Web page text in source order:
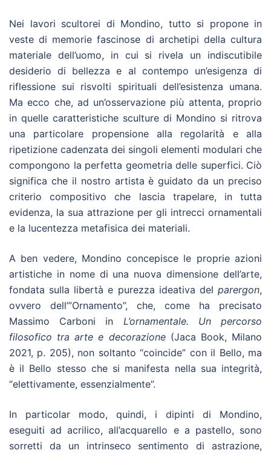
Nei lavori scultorei di Mondino, tutto si propone in
veste di memorie fascinose di archetipi della cultura
materiale dell’uomo, in cui si rivela un indiscutibile
desiderio di bellezza e al contempo un’esigenza di
riflessione sui risvolti spirituali dell’esistenza umana.
Ma ecco che, ad un’osservazione più attenta, proprio
in quelle caratteristiche sculture di Mondino si ritrova
una particolare propensione alla regolarità e alla
ripetizione cadenzata dei singoli elementi modulari che
compongono la perfetta geometria delle superfici. Ciò
significa che il nostro artista è guidato da un preciso
criterio compositivo che lascia trapelare, in tutta
evidenza, la sua attrazione per gli intrecci ornamentali
e la lucentezza metafisica dei materiali.
A ben vedere, Mondino concepisce le proprie azioni
artistiche in nome di una nuova dimensione dell’arte,
fondata sulla libertà e purezza ideativa del parergon,
ovvero dell’”Ornamento”, che, come ha precisato
Massimo Carboni in L’ornamentale. Un percorso
filosofico tra arte e decorazione(Jaca Book, Milano
2021, p. 205), non soltanto “coincide” con il Bello, ma
è il Bello stesso che si manifesta nella sua integrità,
“elettivamente, essenzialmente”.
In particolar modo, quindi, i dipinti di Mondino,
eseguiti ad acrilico, all’acquarello e a pastello, sono
sorretti da un intrinseco sentimento di astrazione,